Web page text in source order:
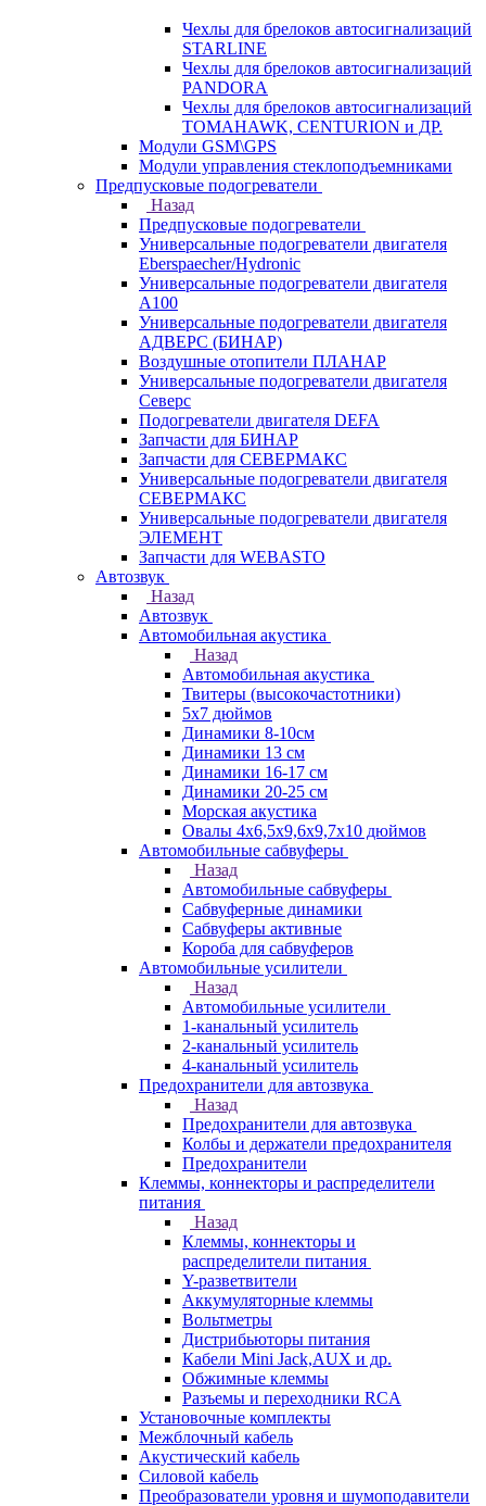
Чехлы для брелоков автосигнализаций
STARLINE
Чехлы для брелоков автосигнализаций
PANDORA
Чехлы для брелоков автосигнализаций
TOMAHAWK, CENTURION и ДР.
Модули GSM\GPS
Модули управления стеклоподъемниками
Предпусковые подогреватели
Назад
Предпусковые подогреватели
Универсальные подогреватели двигателя
Eberspaecher/Hydronic
Универсальные подогреватели двигателя
A100
Универсальные подогреватели двигателя
АДВЕРС (БИНАР)
Воздушные отопители ПЛАНАР
Универсальные подогреватели двигателя
Северс
Подогреватели двигателя DEFA
Запчасти для БИНАР
Запчасти для СЕВЕРМАКС
Универсальные подогреватели двигателя
СЕВЕРМАКС
Универсальные подогреватели двигателя
ЭЛЕМЕНТ
Запчасти для WEBASTO
Автозвук
Назад
Автозвук
Автомобильная акустика
Назад
Автомобильная акустика
Твитеры (высокочастотники)
5x7 дюймов
Динамики 8-10см
Динамики 13 см
Динамики 16-17 см
Динамики 20-25 см
Морская акустика
Овалы 4х6,5х9,6x9,7х10 дюймов
Автомобильные сабвуферы
Назад
Автомобильные сабвуферы
Сабвуферные динамики
Сабвуферы активные
Короба для сабвуферов
Автомобильные усилители
Назад
Автомобильные усилители
1-канальный усилитель
2-канальный усилитель
4-канальный усилитель
Предохранители для автозвука
Назад
Предохранители для автозвука
Колбы и держатели предохранителя
Предохранители
Клеммы, коннекторы и распределители
питания
Назад
Клеммы, коннекторы и
распределители питания
Y-разветвители
Аккумуляторные клеммы
Вольтметры
Дистрибьюторы питания
Кабели Mini Jack,AUX и др.
Обжимные клеммы
Разъемы и переходники RCA
Установочные комплекты
Межблочный кабель
Акустический кабель
Силовой кабель
Преобразователи уровня и шумоподавители